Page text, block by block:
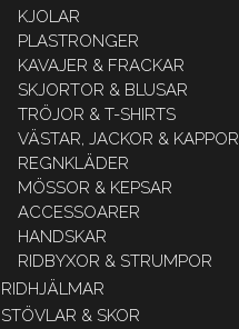
KJOLAR
PLASTRONGER
KAVAJER & FRACKAR
SKJORTOR & BLUSAR
TRÖJOR & T-SHIRTS
VÄSTAR, JACKOR & KAPPOR
REGNKLÄDER
MÖSSOR & KEPSAR
ACCESSOARER
HANDSKAR
RIDBYXOR & STRUMPOR
RIDHJÄLMAR
STÖVLAR & SKOR